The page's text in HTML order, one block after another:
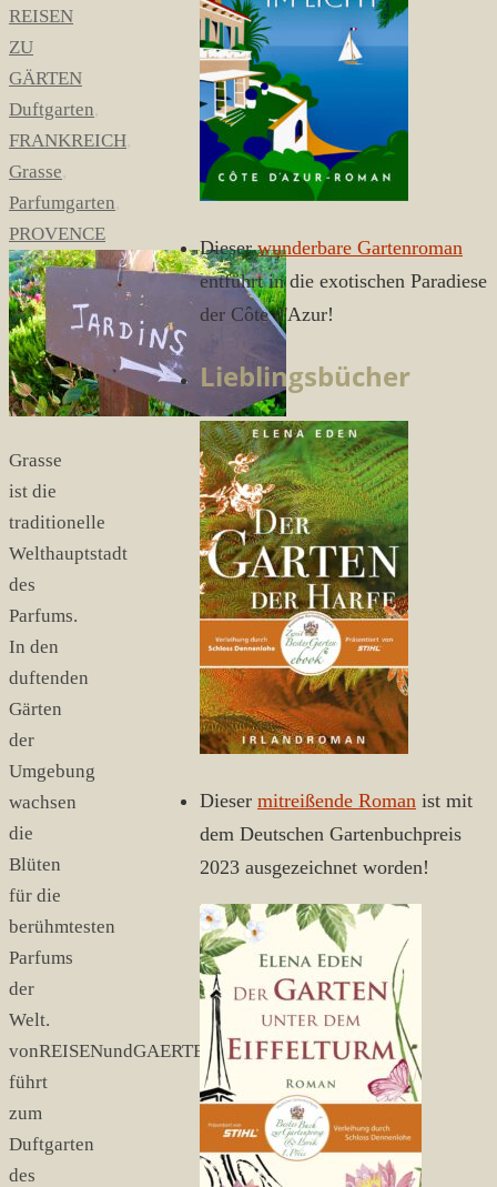
REISEN
ZU
GÄRTEN
Duftgarten
FRANKREICH
Grasse
Parfumgarten
PROVENCE
Grasse
ist die
traditionelle
Welthauptstadt
des
Parfums.
In den
duftenden
Gärten
der
Umgebung
wachsen
die
Blüten
für die
berühmtesten
Parfums
der
Welt.
vonREISENundGAERTEN
führt
zum
Duftgarten
des
Dieserwunderbare Gartenroman
entführt in die exotischen Paradiese
der Côte d'Azur!
Lieblingsbücher
Dieser mitreißende Roman ist mit
dem Deutschen Gartenbuchpreis
2023 ausgezeichnet worden!